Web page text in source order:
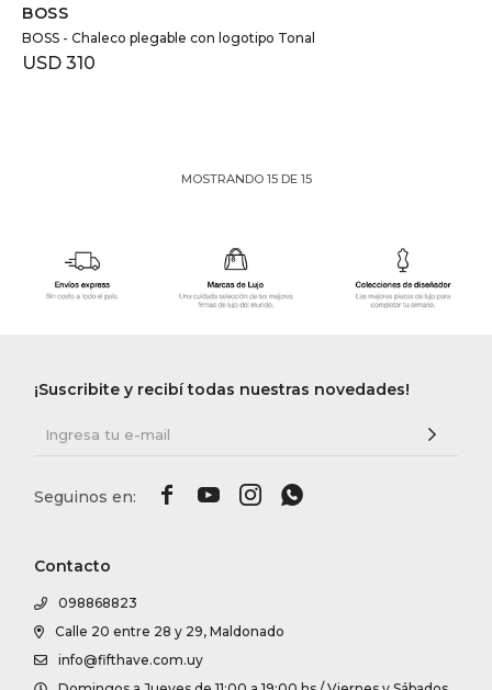
BOSS
BOSS - Chaleco plegable con logotipo Tonal
USD 310
MOSTRANDO 15DE 15
Contacto
098868823
Calle 20 entre 28 y 29, Maldonado
info@fifthave.com.uy
¡Suscribite y recibí todas nuestras novedades!
   